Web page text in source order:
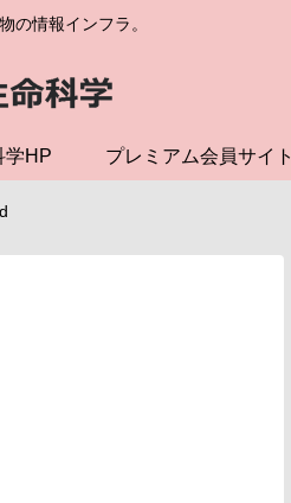
の情報インフラ。
学HP プレミアム会員サイト